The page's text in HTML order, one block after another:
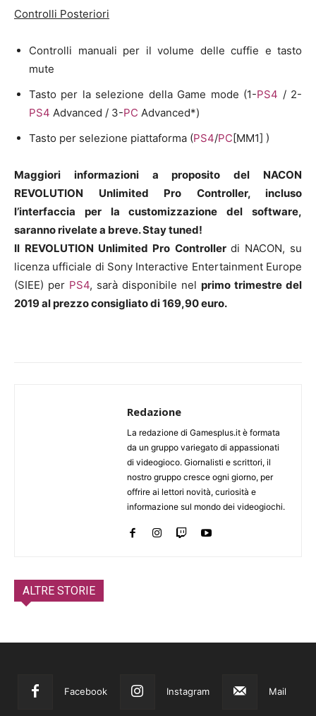
Controlli Posteriori
Controlli manuali per il volume delle cuffie e tasto
mute
Tasto per la selezione della Game mode (1-PS4 / 2-
PS4 Advanced / 3-PC Advanced*)
Tasto per selezione piattaforma (PS4/PC [MM1] )
Maggiori informazioni a proposito del NACON
REVOLUTION Unlimited Pro Controller, incluso
l’interfaccia per la customizzazione del software,
saranno rivelate a breve. Stay tuned!
Il REVOLUTION Unlimited Pro Controller di NACON, su
licenza ufficiale di Sony Interactive Entertainment Europe
(SIEE) per PS4, sarà disponibile nel primo trimestre del
2019 al prezzo consigliato di 169,90 euro.
Redazione
La redazione di Gamesplus.it è formata
da un gruppo variegato di appassionati
di videogioco. Giornalisti e scrittori, il
nostro gruppo cresce ogni giorno, per
offrire ai lettori novità, curiosità e
informazione sul mondo dei videogiochi.
ALTRE STORIE
Facebook Instagram Mail